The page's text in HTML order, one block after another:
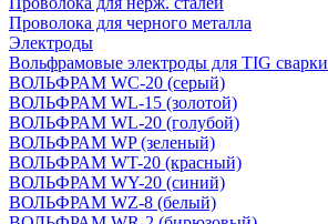
Проволока для черного металла
Электроды
Вольфрамовые электроды для TIG сварки
ВОЛЬФРАМ WC-20 (серый)
ВОЛЬФРАМ WL-15 (золотой)
ВОЛЬФРАМ WL-20 (голубой)
ВОЛЬФРАМ WP (зеленый)
ВОЛЬФРАМ WT-20 (красный)
ВОЛЬФРАМ WY-20 (синий)
ВОЛЬФРАМ WZ-8 (белый)